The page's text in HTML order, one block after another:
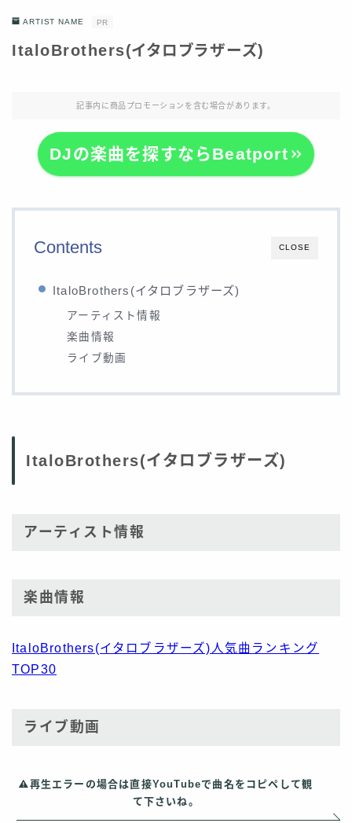
ARTIST NAME PR
ItaloBrothers(イタロブラザーズ)
記事内に商品プロモーションを含む場合があります。
DJの楽曲を探すならBeatport
CLOSE
Contents
ItaloBrothers(イタロブラザーズ)
アーティスト情報
楽曲情報
ライブ動画
ItaloBrothers(イタロブラザーズ)
アーティスト情報
楽曲情報
ItaloBrothers(イタロブラザーズ)人気曲ランキング
TOP30
ライブ動画
再生エラーの場合は直接YouTubeで曲名をコピペして観
て下さいね。